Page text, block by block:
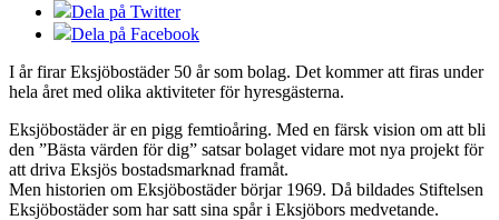
Dela på Twitter
Dela på Facebook
I år firar Eksjöbostäder 50 år som bolag. Det kommer att firas under
hela året med olika aktiviteter för hyresgästerna.
Eksjöbostäder är en pigg femtioåring. Med en färsk vision om att bli
den ”Bästa värden för dig” satsar bolaget vidare mot nya projekt för
att driva Eksjös bostadsmarknad framåt.
Men historien om Eksjöbostäder börjar 1969. Då bildades Stiftelsen
Eksjöbostäder som har satt sina spår i Eksjöbors medvetande.